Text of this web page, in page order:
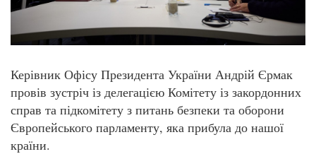
Керівник Офісу Президента України Андрій Єрмак
провів зустріч із делегацією Комітету із закордонних
справ та підкомітету з питань безпеки та оборони
Європейського парламенту, яка прибула до нашої
країни.